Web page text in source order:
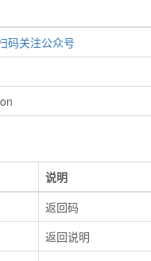
码关注公众号
说明
返回码
返回说明